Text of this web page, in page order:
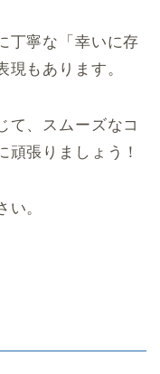
丁寧な「幸いに存
現もあります。
て、スムーズなコ
頑張りましょう！
。